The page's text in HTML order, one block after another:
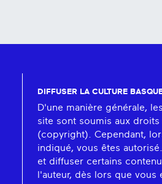
DIFFUSER LA CULTURE
D'une manière générale,
site sont soumis aux droits
(copyright). Cependant,
indiqué, vous êtes
et diffuser certains
l'auteur, dès lors que vous